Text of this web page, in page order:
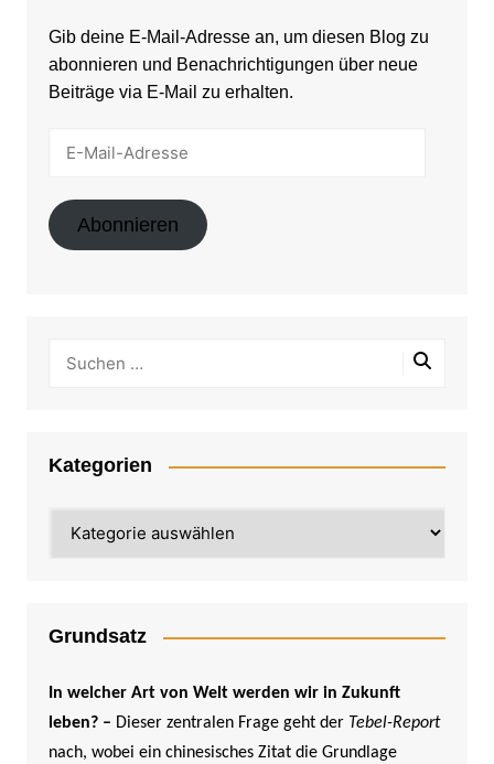
Gib deine E-Mail-Adresse an, um diesen Blog zu
abonnieren und Benachrichtigungen über neue
Beiträge via E-Mail zu erhalten.
Abonnieren
Kategorien
Grundsatz
In welcher Art von Welt werden wir in Zukunft
leben? – Dieser zentralen Frage geht der Tebel-Report
nach, wobei ein chinesisches Zitat die Grundlage